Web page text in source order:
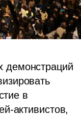
демонстраций
в
активистов,